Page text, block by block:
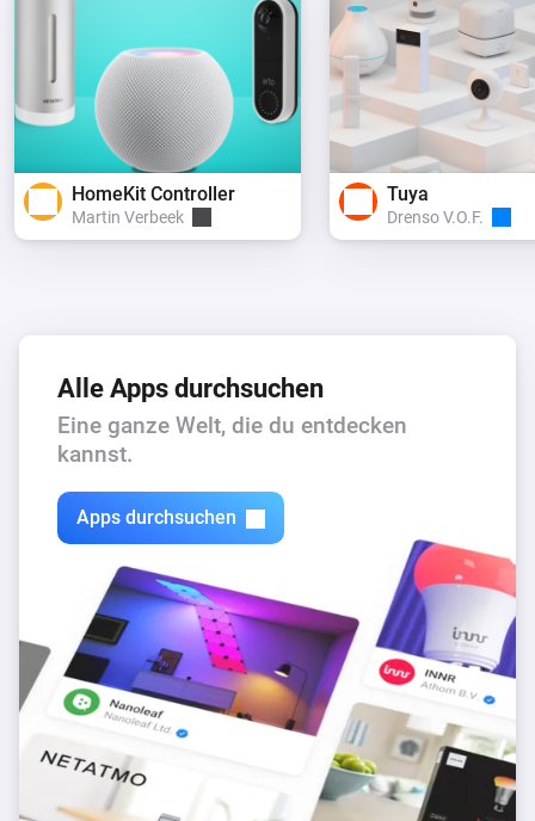
HomeKit Controller
Martin Verbeek
Tuya
Drenso V.O.F.
Alle Apps durchsuchen
Eine ganze Welt, die du entdecken
kannst.
Apps durchsuchen